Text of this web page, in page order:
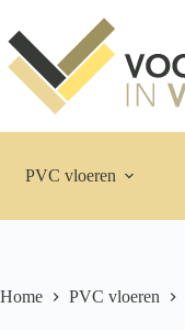
naar
de
inhoud
PVC vloeren
Home PVC vloeren